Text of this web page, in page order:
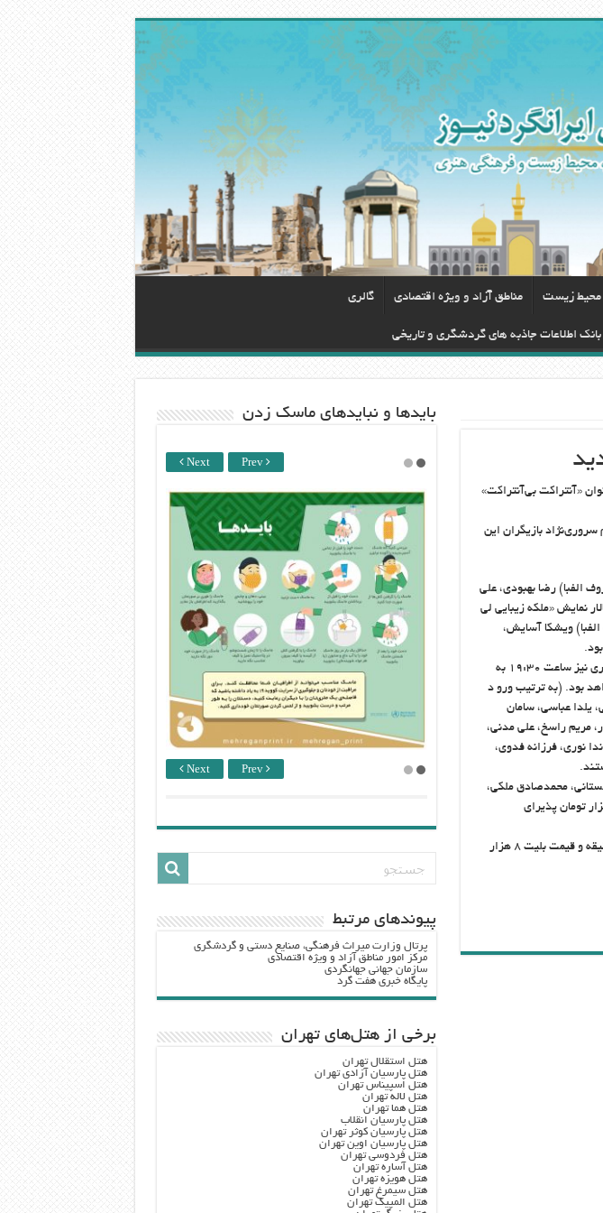
محيط زيست مناطق آزاد و ویژه اقتصادی گالری
بانک اطلاعات جاذبه های گردشگری و تاریخی
جدید با عنوان «آنتراکت بی‌آنتراکت»
سروری‌نژاد بازیگران این
الفبا) رضا بهبودی، علی
به صحنه می‌رود. در همین تالار نمایش «ملکه زیبایی لی
۲۰:۳۰ با بازی (به ترتیب حروف الفبا) ویشکا آسایش،
نمایش «من چه جوری ممکنه یک پرنده باشم» نوشته ماتئی ویسنی یک و کارگردانی روح الله جعفری نیز ساعت ۱۹:۳۰ به
تئا‌تر خواهد بود. (به ترتیب ورو د
یلدا عباسی، سامان
مریم راسخ، علی مدنی،
نوری، فرزانه فدوی،
محمدصادق ملکی،
آرش (علی) فلاحت پیشه ساعت۱۹:۳۰ به مدت زمان ۸۵ دقیقه و قیمت بلیت ۱۰ هزار تومان پذیرای
«رضا» عنوان اثر نمایشی دیگری نوشته جابر رمضانی است که ساعت ۱۷:۳۰ به مدت زمان ۸۰ دقیقه و قیمت بلیت ۸ هزار
باید‌ها و نبایدهای ماسک زدن
Next Prev
Next Prev
پيوندهاي مرتبط
پرتال وزارت ميراث فرهنگي، صنایع دستی و گردشگري
مرکز امور مناطق آزاد و ویژه اقتصادی
سازمان جهانی جهانگردی
پایگاه خبری هفت گرد
برخی از هتل‌های تهران
هتل استقلال تهران
هتل پارسیان آزادی تهران
هتل اسپیناس تهران
هتل لاله تهران
هتل هما تهران
هتل پارسیان انقلاب
هتل پارسیان کوثر تهران
هتل پارسیان اوین تهران
هتل فردوسی تهران
هتل آساره تهران
هتل هویزه تهران
هتل سیمرغ تهران
هتل المپیک تهران